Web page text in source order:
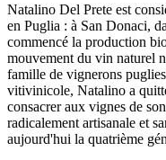
Natalino Del Prete est
en Puglia : à San Donaci,
commencé la production
mouvement du vin naturel
famille de vignerons
vitivinicole, Natalino a
consacrer aux vignes de
radicalement artisanale et
aujourd'hui la quatrième